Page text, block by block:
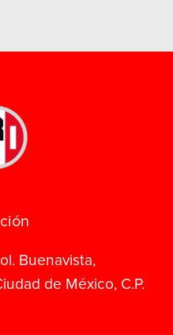
Buenavista,
de México, C.P.